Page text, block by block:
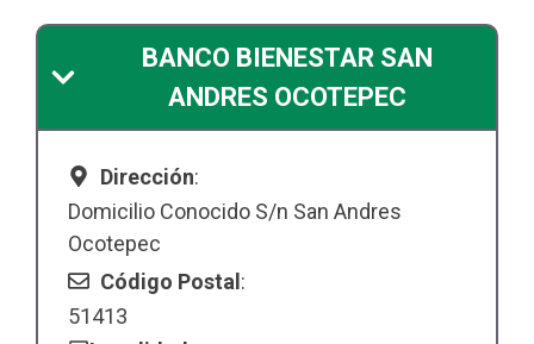
BANCO BIENESTAR SAN
ANDRES OCOTEPEC
Dirección:
Domicilio Conocido S/n San Andres
Ocotepec
Código Postal:
51413